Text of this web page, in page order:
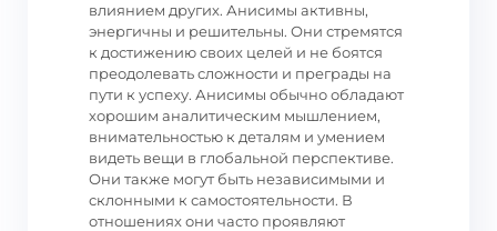
влиянием других. Анисимы активны,
энергичны и решительны. Они стремятся
к достижению своих целей и не боятся
преодолевать сложности и преграды на
пути к успеху. Анисимы обычно обладают
хорошим аналитическим мышлением,
внимательностью к деталям и умением
видеть вещи в глобальной перспективе.
Они также могут быть независимыми и
склонными к самостоятельности. В
отношениях они часто проявляют